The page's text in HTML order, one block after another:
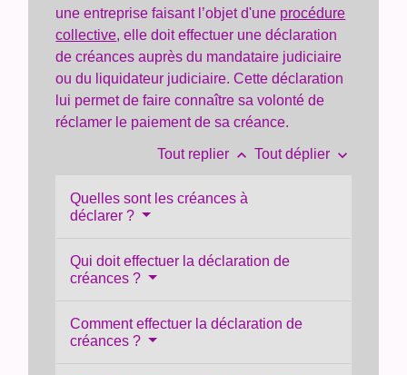
une entreprise faisant l’objet d'une procédure
collective, elle doit effectuer une déclaration
de créances auprès du mandataire judiciaire
ou du liquidateur judiciaire. Cette déclaration
lui permet de faire connaître sa volonté de
réclamer le paiement de sa créance.
Tout replier keyboard_arrow_up Tout déplier keyboard_arrow_down
Quelles sont les créances à
déclarer ?
Qui doit effectuer la déclaration de
créances ?
Comment effectuer la déclaration de
créances ?